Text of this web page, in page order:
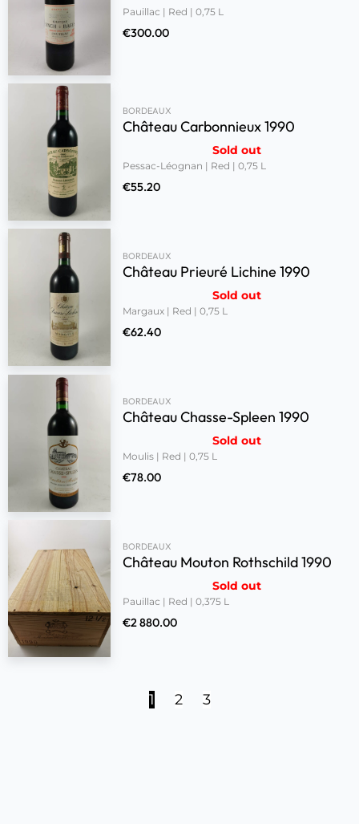
Pauillac | Red | 0,75 L
€300.00
BORDEAUX
Château Carbonnieux 1990
Sold out
Pessac-Léognan | Red | 0,75 L
€55.20
BORDEAUX
Château Prieuré Lichine 1990
Sold out
Margaux | Red | 0,75 L
€62.40
BORDEAUX
Château Chasse-Spleen 1990
Sold out
Moulis | Red | 0,75 L
€78.00
BORDEAUX
Château Mouton Rothschild 1990
Sold out
Pauillac | Red | 0,375 L
€2 880.00
1 2 3